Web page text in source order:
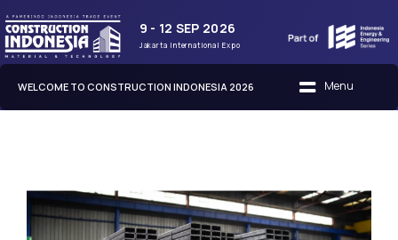
9 - 12 SEP 2026
Jakarta International Expo
WELCOME TO CONSTRUCTION INDONESIA 2026